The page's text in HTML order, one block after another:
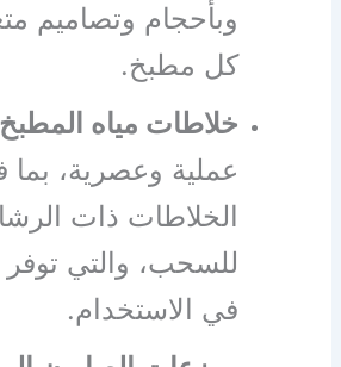
وبأحجام وتصاميم
كل مطبخ.
خلاطات مياه
عملية وعصرية،
الخلاطات ذات
للسحب، والتي توفر
في الاستخدام.